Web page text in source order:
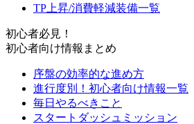
TP上昇/消費軽減装備一覧
初心者必見！
初心者向け情報まとめ
序盤の効率的な進め方
進行度別！初心者向け情報一覧
毎日やるべきこと
スタートダッシュミッション